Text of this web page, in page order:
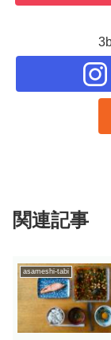
関連記事
asameshi-tabi